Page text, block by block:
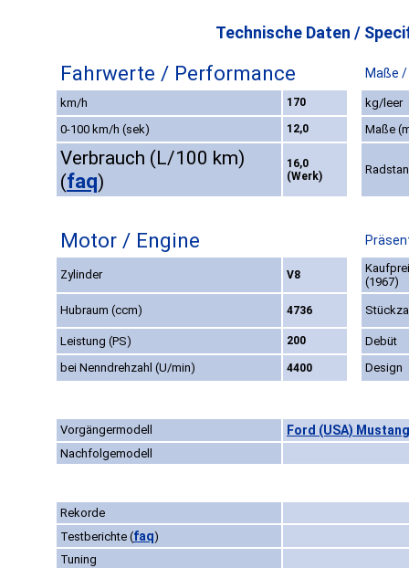
Technische Daten /
Fahrwerte / Performance Maße
km/h 170
kg/leer
0-100 km/h (sek)
12,0 Maße
Verbrauch (L/100 km)
(faq)
16,0
(Werk)
Motor / Engine
Zylinder V8
(1967)
Hubraum (ccm) 4736
Leistung (PS) 200
Debüt
bei Nenndrehzahl (U/min)
4400 Design
Vorgängermodell Ford (USA)
Nachfolgemodell
Rekorde
Testberichte (faq)
Tuning